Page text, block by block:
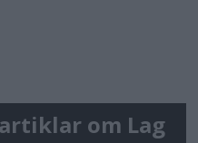
om Lag